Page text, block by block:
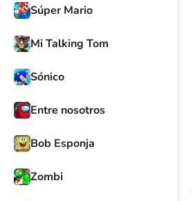
Súper Mario
Mi Talking Tom
Sónico
Entre nosotros
Bob Esponja
Zombi